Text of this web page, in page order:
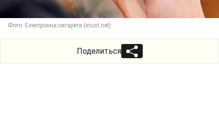
Фото: Електронна сигарета (xrust.net)
Поделиться